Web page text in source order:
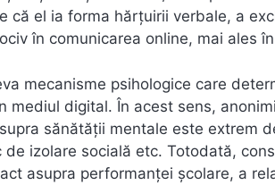
el ia forma hărțuirii verbale, a
în comunicarea online, mai ales
mecanisme psihologice care
mediul digital. În acest sens,
sănătății mentale este extrem
izolare socială etc. Totodată,
asupra performanței școlare, a